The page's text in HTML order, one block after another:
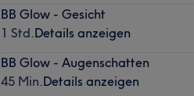
BB Glow - Gesicht
1 Std.Details anzeigen
BB Glow - Augenschatten
45 Min.Details anzeigen